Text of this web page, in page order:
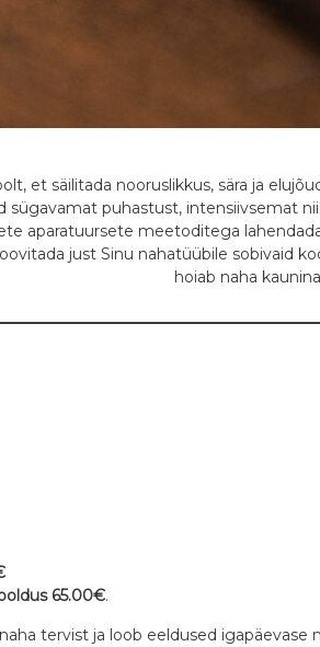
et säilitada nooruslikkus, sära ja
sügavamat puhastust, intensiivsemat
aparatuursete meetoditega
just Sinu nahatüübile sobivaid
hoiab naha
65.00€.
tervist ja loob eeldused